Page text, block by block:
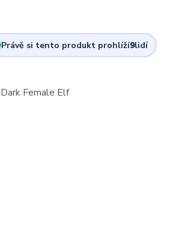
Právě si tento produkt prohlíží9lidí